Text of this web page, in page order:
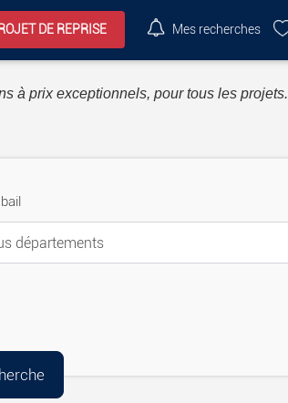
DE REPRISE Mes recherches
à prix exceptionnels, pour tous les projets.